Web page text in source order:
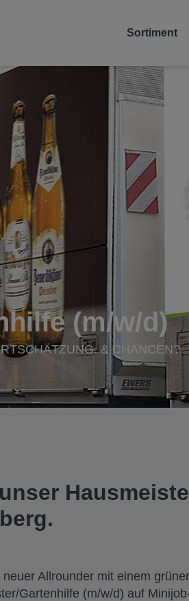
Sortiment
(m/w/d)
& CHANCEN?
Allrounder mit einem
Gartenhilfe (m/w/d) auf